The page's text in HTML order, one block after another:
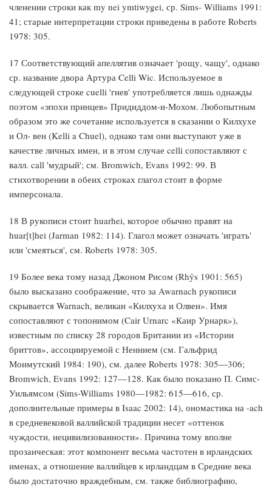
членении строки как my nei ymtiwygei, ср. Sims- Williams 1991:
41; старые интерпретации строки приведены в работе Roberts
1978: 305.
17 Соответствующий апеллятив означает 'рощу, чащу', однако
ср. название двора Артура Celli Wic. Используемое в
следующей строке cuelli 'гнев' употребляется лишь однажды
поэтом «эпохи принцев» Придиддом-и-Мохом. Любопытным
образом это же сочетание используется в сказании о Килхухе
и Ол- вен (Kelli a Chuel), однако там они выступают уже в
качестве личных имен, и в этом случае celli сопоставляют с
валл. call 'мудрый'; см. Bromwich, Evans 1992: 99. В
стихотворении в обеих строках глагол стоит в форме
имперсонала.
18 В рукописи стоит huarhei, которое обычно правят на
huar[t]hei (Jarman 1982: 114). Глагол может означать 'играть'
или 'смеяться', см. Roberts 1978: 305.
19 Более века тому назад Джоном Рисом (Rhŷs 1901: 565)
было высказано соображение, что за Awarnach рукописи
скрывается Warnach, великан «Килхуха и Олвен». Имя
сопоставляют с топонимом (Cair Urnarc «Каир Урнарк»),
известным по списку 28 городов Британии из «Истории
бриттов», ассоциируемой с Неннием (см. Гальфрид
Монмутский 1984: 190), см. далее Roberts 1978: 305—306;
Bromwich, Evans 1992: 127—128. Как было показано П. Симс-
Уильямсом (Sims-Williams 1980—1982: 615—616, ср.
дополнительные примеры в Isaac 2002: 14), ономастика на -ach
в средневековой валлийской традиции несет «оттенок
чуждости, нецивилизованности». Причина тому вполне
прозаическая: этот компонент весьма частотен в ирландских
именах, а отношение валлийцев к ирландцам в Средние века
было достаточно враждебным, см. также библиографию,